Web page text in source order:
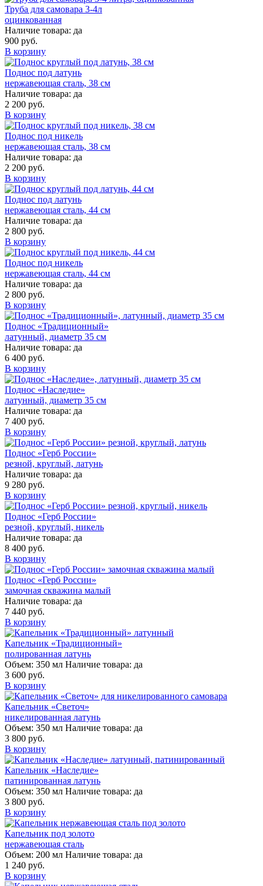
Труба для самовара 3-4л
оцинкованная
Наличие товара: да
900 руб.
В корзину
Поднос под латунь
нержавеющая сталь, 38 см
Наличие товара: да
2 200 руб.
В корзину
Поднос под никель
нержавеющая сталь, 38 см
Наличие товара: да
2 200 руб.
В корзину
Поднос под латунь
нержавеющая сталь, 44 см
Наличие товара: да
2 800 руб.
В корзину
Поднос под никель
нержавеющая сталь, 44 см
Наличие товара: да
2 800 руб.
В корзину
Поднос «Традиционный»
латунный, диаметр 35 см
Наличие товара: да
6 400 руб.
В корзину
Поднос «Наследие»
латунный, диаметр 35 см
Наличие товара: да
7 400 руб.
В корзину
Поднос «Герб России»
резной, круглый, латунь
Наличие товара: да
9 280 руб.
В корзину
Поднос «Герб России»
резной, круглый, никель
Наличие товара: да
8 400 руб.
В корзину
Поднос «Герб России»
замочная скважина малый
Наличие товара: да
7 440 руб.
В корзину
Капельник «Традиционный»
полированная латунь
Объем: 350 мл Наличие товара: да
3 600 руб.
В корзину
Капельник «Светоч»
никелированная латунь
Объем: 350 мл Наличие товара: да
3 800 руб.
В корзину
Капельник «Наследие»
патинированная латунь
Объем: 350 мл Наличие товара: да
3 800 руб.
В корзину
Капельник под золото
нержавеющая сталь
Объем: 200 мл Наличие товара: да
1 240 руб.
В корзину